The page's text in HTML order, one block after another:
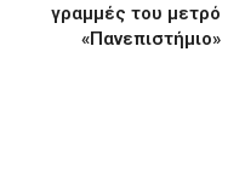
γραμμές του μετρό
«Πανεπιστήμιο»